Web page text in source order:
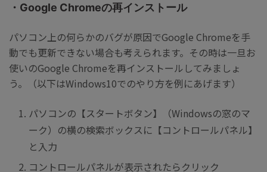
・Google Chromeの再インストール
パソコン上の何らかのバグが原因でGoogle Chromeを手
動でも更新できない場合も考えられます。その時は一旦お
使いのGoogle Chromeを再インストールしてみましょ
う。（以下はWindows10でのやり方を例にあげます）
パソコンの【スタートボタン】（Windowsの窓のマ
ーク）の横の検索ボックスに【コントロールパネル】
と入力
コントロールパネルが表示されたらクリック